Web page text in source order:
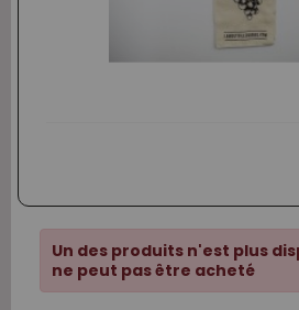
Un des produits n'est plus
ne peut pas être acheté